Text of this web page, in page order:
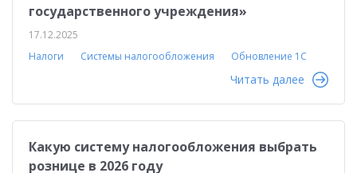
государственного учреждения»
17.12.2025
Налоги
Системы налогообложения Обновление 1С
Читать далее
Какую систему налогообложения выбрать
рознице в 2026 году